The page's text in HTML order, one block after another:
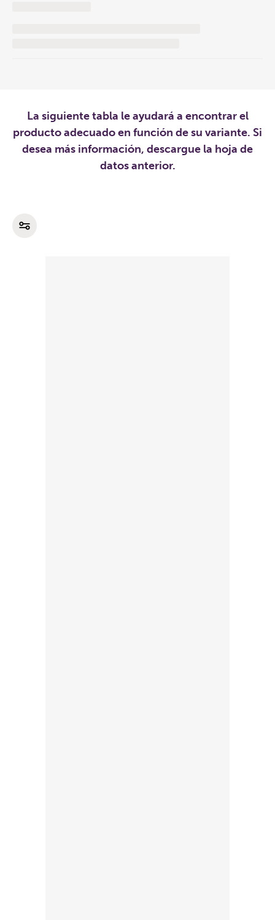
La siguiente tabla le ayudará a encontrar el
producto adecuado en función de su variante. Si
desea más información, descargue la hoja de
datos anterior.